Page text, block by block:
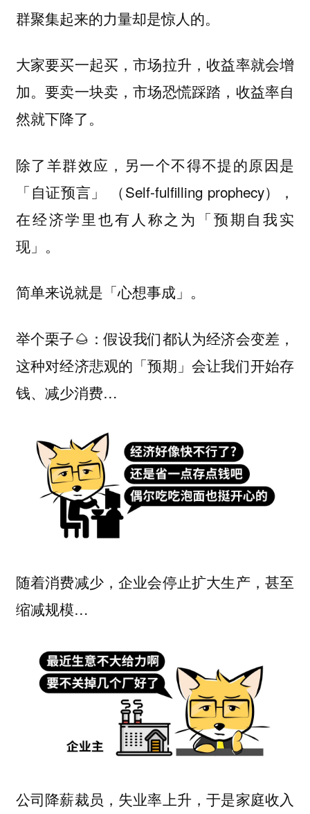
群聚集起来的力量却是惊人的。
大家要买一起买，市场拉升，收益率就会增
加。要卖一块卖，市场恐慌踩踏，收益率自
然就下降了。
除了羊群效应，另一个不得不提的原因是
「自证预言」
（Self-fulfilling prophecy），
在经济学里也有人称之为「预期自我实
现」。
简单来说就是 「心想事成」 。
举个栗子🌰：假设我们都认为经济会变差，
这种对经济悲观的「预期」会让我们开始存
钱、减少消费…
随着消费减少，企业会停止扩大生产，甚至
缩减规模…
公司降薪裁员，失业率上升，于是家庭收入